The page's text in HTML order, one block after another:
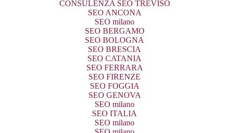
CONSULENZA SEO TREVISO
SEO ANCONA
SEO milano
SEO BERGAMO
SEO BOLOGNA
SEO BRESCIA
SEO CATANIA
SEO FERRARA
SEO FIRENZE
SEO FOGGIA
SEO GENOVA
SEO milano
SEO ITALIA
SEO milano